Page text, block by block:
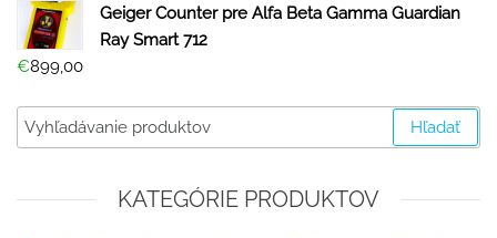
Geiger Counter pre Alfa Beta Gamma Guardian
Ray Smart 712
€899,00
Hľadať
KATEGÓRIE PRODUKTOV